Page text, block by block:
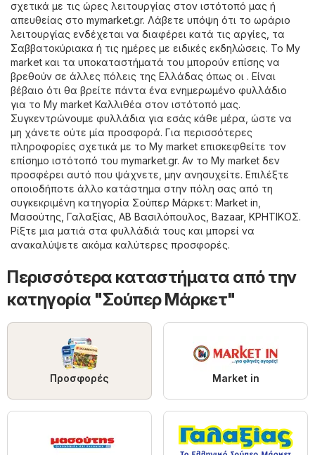
σχετικά με τις ώρες λειτουργίας στον ιστότοπό μας ή
απευθείας στο mymarket.gr. Λάβετε υπόψη ότι το ωράριο
λειτουργίας ενδέχεται να διαφέρει κατά τις αργίες, τα
Σαββατοκύριακα ή τις ημέρες με ειδικές εκδηλώσεις. Το My
market και τα υποκαταστήματά του μπορούν επίσης να
βρεθούν σε άλλες πόλεις της Ελλάδας όπως οι . Είναι
βέβαιο ότι θα βρείτε πάντα ένα ενημερωμένο φυλλάδιο
για το My market Καλλιθέα στον ιστότοπό μας.
Συγκεντρώνουμε φυλλάδια για εσάς κάθε μέρα, ώστε να
μη χάνετε ούτε μία προσφορά. Για περισσότερες
πληροφορίες σχετικά με το My market επισκεφθείτε τον
επίσημο ιστότοπό του mymarket.gr. Αν το My market δεν
προσφέρει αυτό που ψάχνετε, μην ανησυχείτε. Επιλέξτε
οποιοδήποτε άλλο κατάστημα στην πόλη σας από τη
συγκεκριμένη κατηγορία Σούπερ Μάρκετ: Market in
Μασούτης Γαλαξίας ΑΒ Βασιλόπουλος Bazaar, ΚΡΗΤΙΚΟΣ.
Ρίξτε μια ματιά στα φυλλάδιά τους και μπορεί να
ανακαλύψετε ακόμα καλύτερες προσφορές.
Περισσότερα καταστήματα από την
κατηγορία "Σούπερ Μάρκετ"
Προσφορές Market in